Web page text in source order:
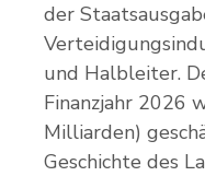
der
und Halbleiter.
Finanzjahr 2026
Milliarden)
Geschichte des